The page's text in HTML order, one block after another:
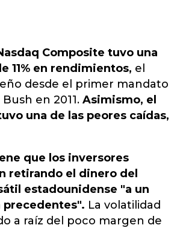
Composite tuvo una
11% en rendimientos, el
desde el primer mandato
en 2011. Asimismo, el
una de las peores caídas,
que los inversores
retirando el dinero del
estadounidense "a un
La volatilidad
a raíz del poco margen de